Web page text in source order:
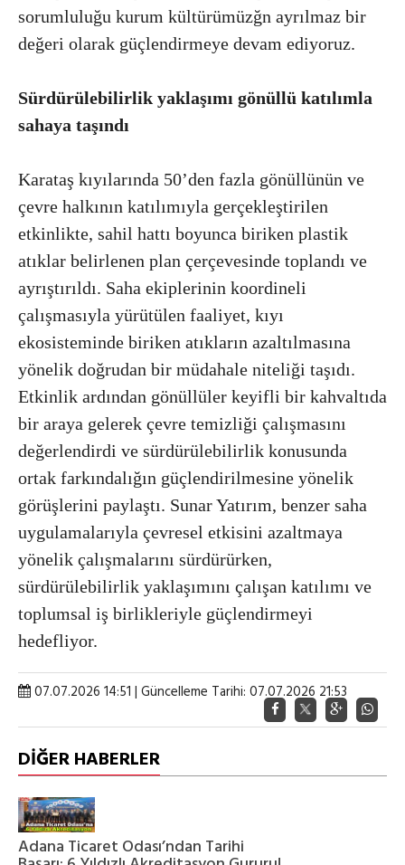
sorumluluğu kurum kültürümüzğn ayrılmaz bir
değeri olarak güçlendirmeye devam ediyoruz.
Sürdürülebilirlik yaklaşımı gönüllü katılımla
sahaya taşındı
Karataş kıyılarında 50’den fazla gönüllünün ve
çevre halkının katılımıyla gerçekleştirilen
etkinlikte, sahil hattı boyunca biriken plastik
atıklar belirlenen plan çerçevesinde toplandı ve
ayrıştırıldı. Saha ekiplerinin koordineli
çalışmasıyla yürütülen faaliyet, kıyı
ekosisteminde biriken atıkların azaltılmasına
yönelik doğrudan bir müdahale niteliği taşıdı.
Etkinlik ardından gönüllüler keyifli bir kahvaltıda
bir araya gelerek çevre temizliği çalışmasını
değerlendirdi ve sürdürülebilirlik konusunda
ortak farkındalığın güçlendirilmesine yönelik
görüşlerini paylaştı. Sunar Yatırım, benzer saha
uygulamalarıyla çevresel etkisini azaltmaya
yönelik çalışmalarını sürdürürken,
sürdürülebilirlik yaklaşımını çalışan katılımı ve
toplumsal iş birlikleriyle güçlendirmeyi
hedefliyor.
07.07.2026 14:51 | Güncelleme Tarihi: 07.07.2026 21:53
DİĞER HABERLER
‎Adana Ticaret Odası’ndan Tarihi